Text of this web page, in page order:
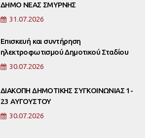
ΔΗΜΟ ΝΕΑΣ ΣΜΥΡΝΗΣ
31.07.2026
Επισκευή και συντήρηση
ηλεκτροφωτισμού Δημοτικού Σταδίου
30.07.2026
ΔΙΑΚΟΠΗ ΔΗΜΟΤΙΚΗΣ ΣΥΓΚΟΙΝΩΝΙΑΣ 1-
23 ΑΥΓΟΥΣΤΟΥ
30.07.2026